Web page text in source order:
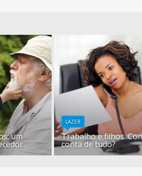
um
LAZER
Trabalho e filhos.
conta de tudo?